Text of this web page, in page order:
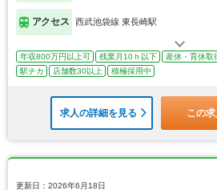
アクセス 西武池袋線 東長崎駅
年収800万円以上可 残業月10ｈ以下 産休・育休取
駅チカ
店舗数30以上 積極採用中
求人の詳細を見る この
更新日：2026年6月18日